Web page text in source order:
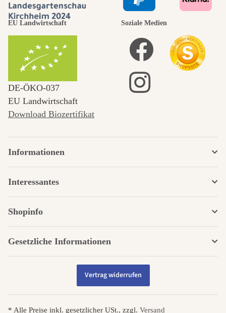
EU Landwirtschaft
DE‑ÖKO‑037
EU Landwirtschaft
Download Biozertifikat
Soziale Medien
Informationen
Interessantes
Shopinfo
Gesetzliche Informationen
Vertrag widerrufen
* Alle Preise inkl. gesetzlicher USt., zzgl. Versand